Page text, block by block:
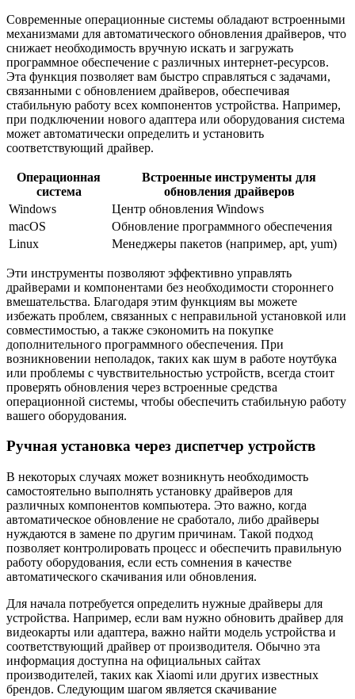
Современные операционные системы обладают встроенными
механизмами для автоматического обновления драйверов, что
снижает необходимость вручную искать и загружать
программное обеспечение с различных интернет-ресурсов.
Эта функция позволяет вам быстро справляться с задачами,
связанными с обновлением драйверов, обеспечивая
стабильную работу всех компонентов устройства. Например,
при подключении нового адаптера или оборудования система
может автоматически определить и установить
соответствующий драйвер.
Операционная
система
Встроенные инструменты для
обновления драйверов
Windows
Центр обновления Windows
macOS
Обновление программного обеспечения
Linux
Менеджеры пакетов (например, apt, yum)
Эти инструменты позволяют эффективно управлять
драйверами и компонентами без необходимости стороннего
вмешательства. Благодаря этим функциям вы можете
избежать проблем, связанных с неправильной установкой или
совместимостью, а также сэкономить на покупке
дополнительного программного обеспечения. При
возникновении неполадок, таких как шум в работе ноутбука
или проблемы с чувствительностью устройств, всегда стоит
проверять обновления через встроенные средства
операционной системы, чтобы обеспечить стабильную работу
вашего оборудования.
Ручная установка через диспетчер устройств
В некоторых случаях может возникнуть необходимость
самостоятельно выполнять установку драйверов для
различных компонентов компьютера. Это важно, когда
автоматическое обновление не сработало, либо драйверы
нуждаются в замене по другим причинам. Такой подход
позволяет контролировать процесс и обеспечить правильную
работу оборудования, если есть сомнения в качестве
автоматического скачивания или обновления.
Для начала потребуется определить нужные драйверы для
устройства. Например, если вам нужно обновить драйвер для
видеокарты или адаптера, важно найти модель устройства и
соответствующий драйвер от производителя. Обычно эта
информация доступна на официальных сайтах
производителей, таких как Xiaomi или других известных
брендов. Следующим шагом является скачивание